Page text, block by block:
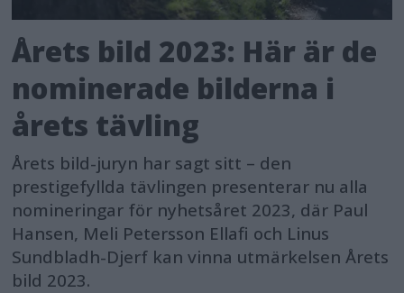
Årets bild 2023: Här är de
nominerade bilderna i
årets tävling
Årets bild-juryn har sagt sitt – den
prestigefyllda tävlingen presenterar nu alla
nomineringar för nyhetsåret 2023, där Paul
Hansen, Meli Petersson Ellafi och Linus
Sundbladh-Djerf kan vinna utmärkelsen Årets
bild 2023.